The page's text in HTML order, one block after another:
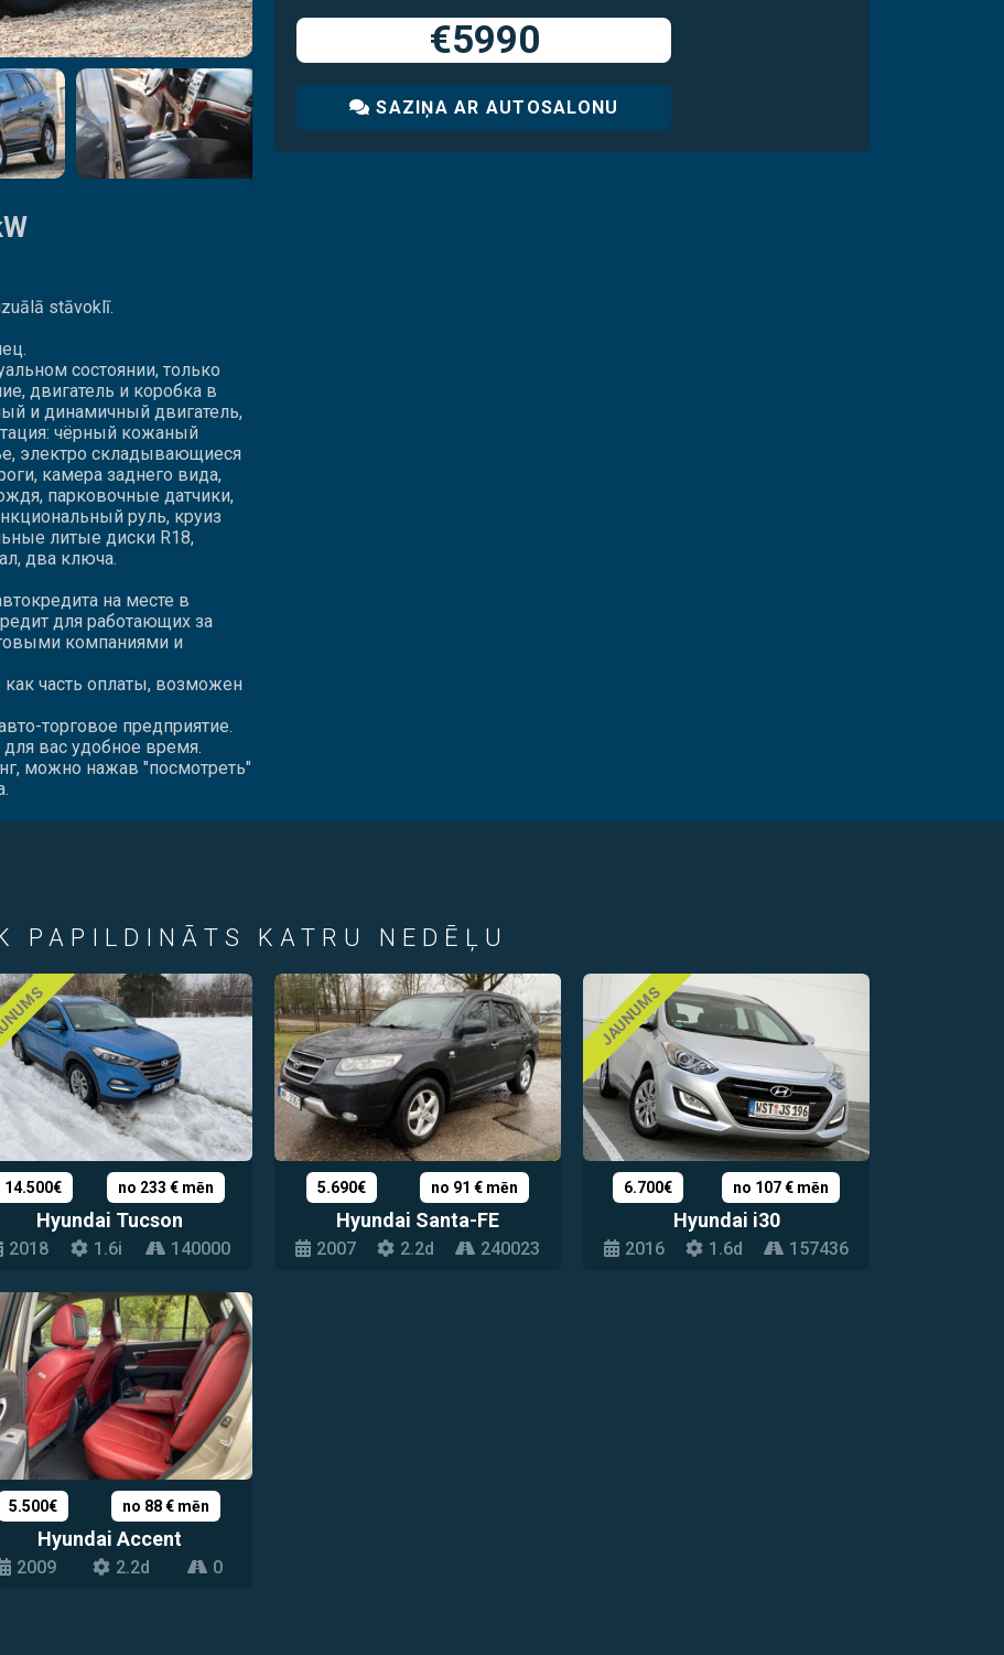
stāvoklī.
состоянии, только
двигатель и коробка в
и динамичный двигатель,
чёрный кожаный
электро складывающиеся
камера заднего вида,
парковочные датчики,
руль, круиз
литые диски R18,
два ключа.
на месте в
для работающих за
компаниями и
часть оплаты, возможен
торговое предприятие.
вас удобное время.
можно нажав "посмотреть"
€5990
SAZIŅA AR AUTOSALONU
PAPILDINĀTS KATRU NEDĒĻU
14.500€ no 233 € mēn
Hyundai Tucson
2018 1.6i 140000
5.690€ no 91 € mēn
Hyundai Santa-FE
2007 2.2d 240023
JAUNUMS
6.700€ no 107 € mēn
Hyundai i30
2016 1.6d 157436
5.500€ no 88 € mēn
Hyundai Accent
2009 2.2d 0